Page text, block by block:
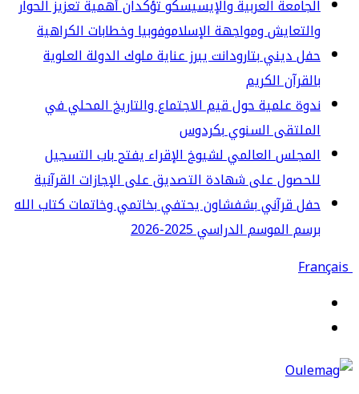
العربية والإيسيسكو تؤكدان أهمية تعزيز الحوار
ومواجهة الإسلاموفوبيا وخطابات الكراهية
ديني بتارودانت يبرز عناية ملوك الدولة العلوية
الكريم
علمية حول قيم الاجتماع والتاريخ المحلي في
السنوي بكردوس
العالمي لشيوخ الإقراء يفتح باب التسجيل
على شهادة التصديق على الإجازات القرآنية
قرآني بشفشاون يحتفي بخاتمي وخاتمات كتاب الله
الموسم الدراسي 2025-2026